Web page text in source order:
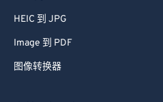
HEIC 到 JPG
Image 到 PDF
图像转换器